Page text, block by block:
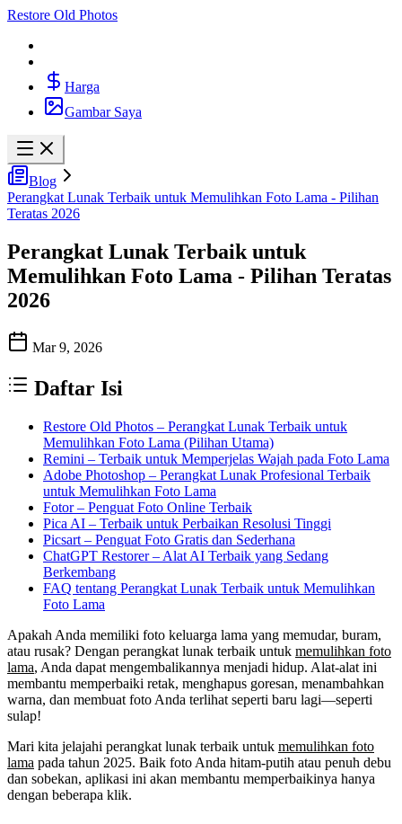
Restore Old Photos
Harga
Gambar Saya
Blog
Perangkat Lunak Terbaik untuk Memulihkan Foto Lama - Pilihan
Teratas 2026
Perangkat Lunak Terbaik untuk
Memulihkan Foto Lama - Pilihan Teratas
2026
Mar 9, 2026
Daftar Isi
Restore Old Photos – Perangkat Lunak Terbaik untuk
Memulihkan Foto Lama (Pilihan Utama)
Remini – Terbaik untuk Memperjelas Wajah pada Foto Lama
Adobe Photoshop – Perangkat Lunak Profesional Terbaik
untuk Memulihkan Foto Lama
Fotor – Penguat Foto Online Terbaik
Pica AI – Terbaik untuk Perbaikan Resolusi Tinggi
Picsart – Penguat Foto Gratis dan Sederhana
ChatGPT Restorer – Alat AI Terbaik yang Sedang
Berkembang
FAQ tentang Perangkat Lunak Terbaik untuk Memulihkan
Foto Lama
Apakah Anda memiliki foto keluarga lama yang memudar, buram,
atau rusak? Dengan perangkat lunak terbaik untuk memulihkan foto
lama, Anda dapat mengembalikannya menjadi hidup. Alat-alat ini
membantu memperbaiki retak, menghapus goresan, menambahkan
warna, dan membuat foto Anda terlihat seperti baru lagi—seperti
sulap!
Mari kita jelajahi perangkat lunak terbaik untuk memulihkan foto
lama pada tahun 2025. Baik foto Anda hitam-putih atau penuh debu
dan sobekan, aplikasi ini akan membantu memperbaikinya hanya
dengan beberapa klik.